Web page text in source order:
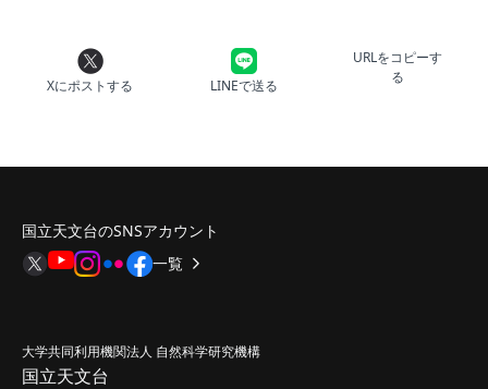
Xにポストする LINEで送る
URLをコピーす
る
国立天文台のSNSアカウント
一覧
大学共同利用機関法人 自然科学研究機構
国立天文台